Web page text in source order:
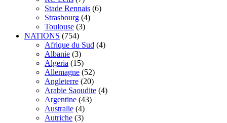
Stade Rennais (6)
Strasbourg (4)
Toulouse (3)
NATIONS (754)
Afrique du Sud (4)
Albanie (3)
Algeria (15)
Allemagne (52)
Angleterre (20)
Arabie Saoudite (4)
Argentine (43)
Australie (4)
Autriche (3)